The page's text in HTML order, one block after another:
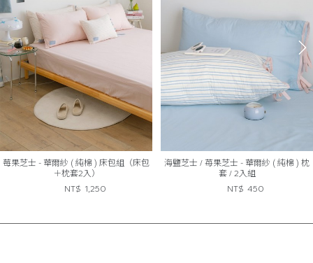
莓果芝士 - 華爾紗 ( 純棉 ) 床包組（床包
＋枕套2入）
NT$ 1,250
海鹽芝士 / 苺果芝士 - 華爾紗 ( 純棉 ) 枕
套 / 2入組
NT$ 450